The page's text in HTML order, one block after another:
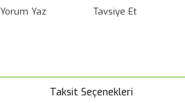
Yorum Yaz Tavsiye Et
Taksit Seçenekleri